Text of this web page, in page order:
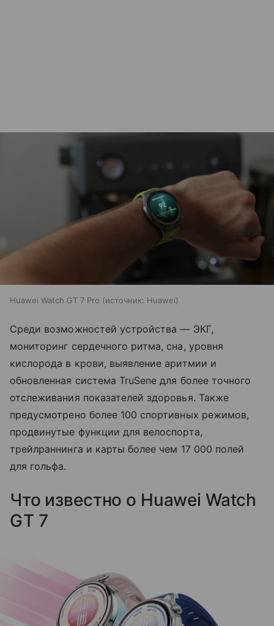
Huawei Watch GT 7 Pro источник: Huawei
Среди возможностей устройства — ЭКГ,
мониторинг сердечного ритма, сна, уровня
кислорода в крови, выявление аритмии и
обновленная система TruSene для более точного
отслеживания показателей здоровья. Также
предусмотрено более 100 спортивных режимов,
продвинутые функции для велоспорта,
трейлраннинга и карты более чем 17 000 полей
для гольфа.
Что известно о Huawei Watch
GT 7